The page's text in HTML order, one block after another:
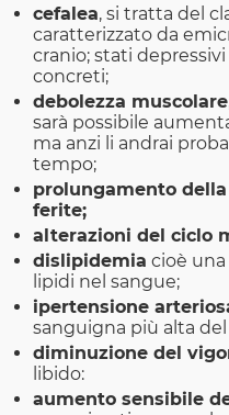
cefalea, si tratta del
caratterizzato da
cranio; stati
concreti;
debolezza muscolare
sarà possibile
ma anzi li andrai
tempo;
prolungamento
ferite;
alterazioni del ciclo
dislipidemia cioè
lipidi nel sangue;
ipertensione
sanguigna più alta
diminuzione del
libido:
aumento sensibile